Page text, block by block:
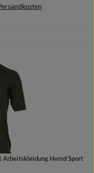
Arbeitskleidung Hemd Sport